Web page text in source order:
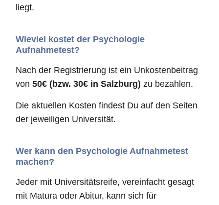
liegt.
Wieviel kostet der Psychologie
Aufnahmetest?
Nach der Registrierung ist ein Unkostenbeitrag
von 50€ (bzw. 30€ in Salzburg) zu bezahlen.
Die aktuellen Kosten findest Du auf den Seiten
der jeweiligen Universität.
Wer kann den Psychologie Aufnahmetest
machen?
Jeder mit Universitätsreife, vereinfacht gesagt
mit Matura oder Abitur, kann sich für